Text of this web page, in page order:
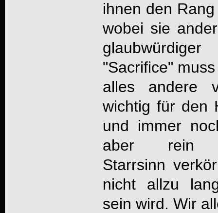
ihnen den
wobei sie
"Sacrifice"
alles andere
wichtig für den
und immer
aber rein
Starrsinn
nicht allzu
sein wird. Wir